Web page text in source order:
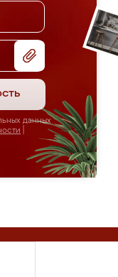
данных